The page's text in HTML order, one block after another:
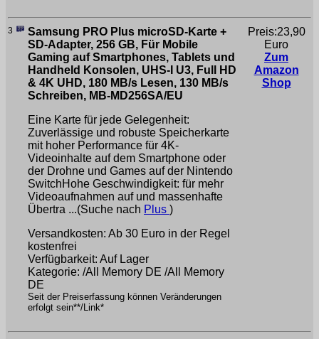
3
Samsung PRO Plus microSD-Karte +
SD-Adapter, 256 GB, Für Mobile
Gaming auf Smartphones, Tablets und
Handheld Konsolen, UHS-I U3, Full HD
& 4K UHD, 180 MB/s Lesen, 130 MB/s
Schreiben, MB-MD256SA/EU
Eine Karte für jede Gelegenheit:
Zuverlässige und robuste Speicherkarte
mit hoher Performance für 4K-
Videoinhalte auf dem Smartphone oder
der Drohne und Games auf der Nintendo
SwitchHohe Geschwindigkeit: für mehr
Videoaufnahmen auf und massenhafte
Übertra ...(Suche nach Plus )
Versandkosten: Ab 30 Euro in der Regel
kostenfrei
Verfügbarkeit: Auf Lager
Kategorie: /All Memory DE /All Memory
DE
Seit der Preiserfassung können Veränderungen
erfolgt sein**/Link*
Preis:23,90
Euro
Zum
Amazon
Shop